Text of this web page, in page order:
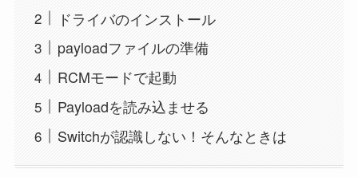
ドライバのインストール
payloadファイルの準備
RCMモードで起動
Payloadを読み込ませる
Switchが認識しない！そんなときは